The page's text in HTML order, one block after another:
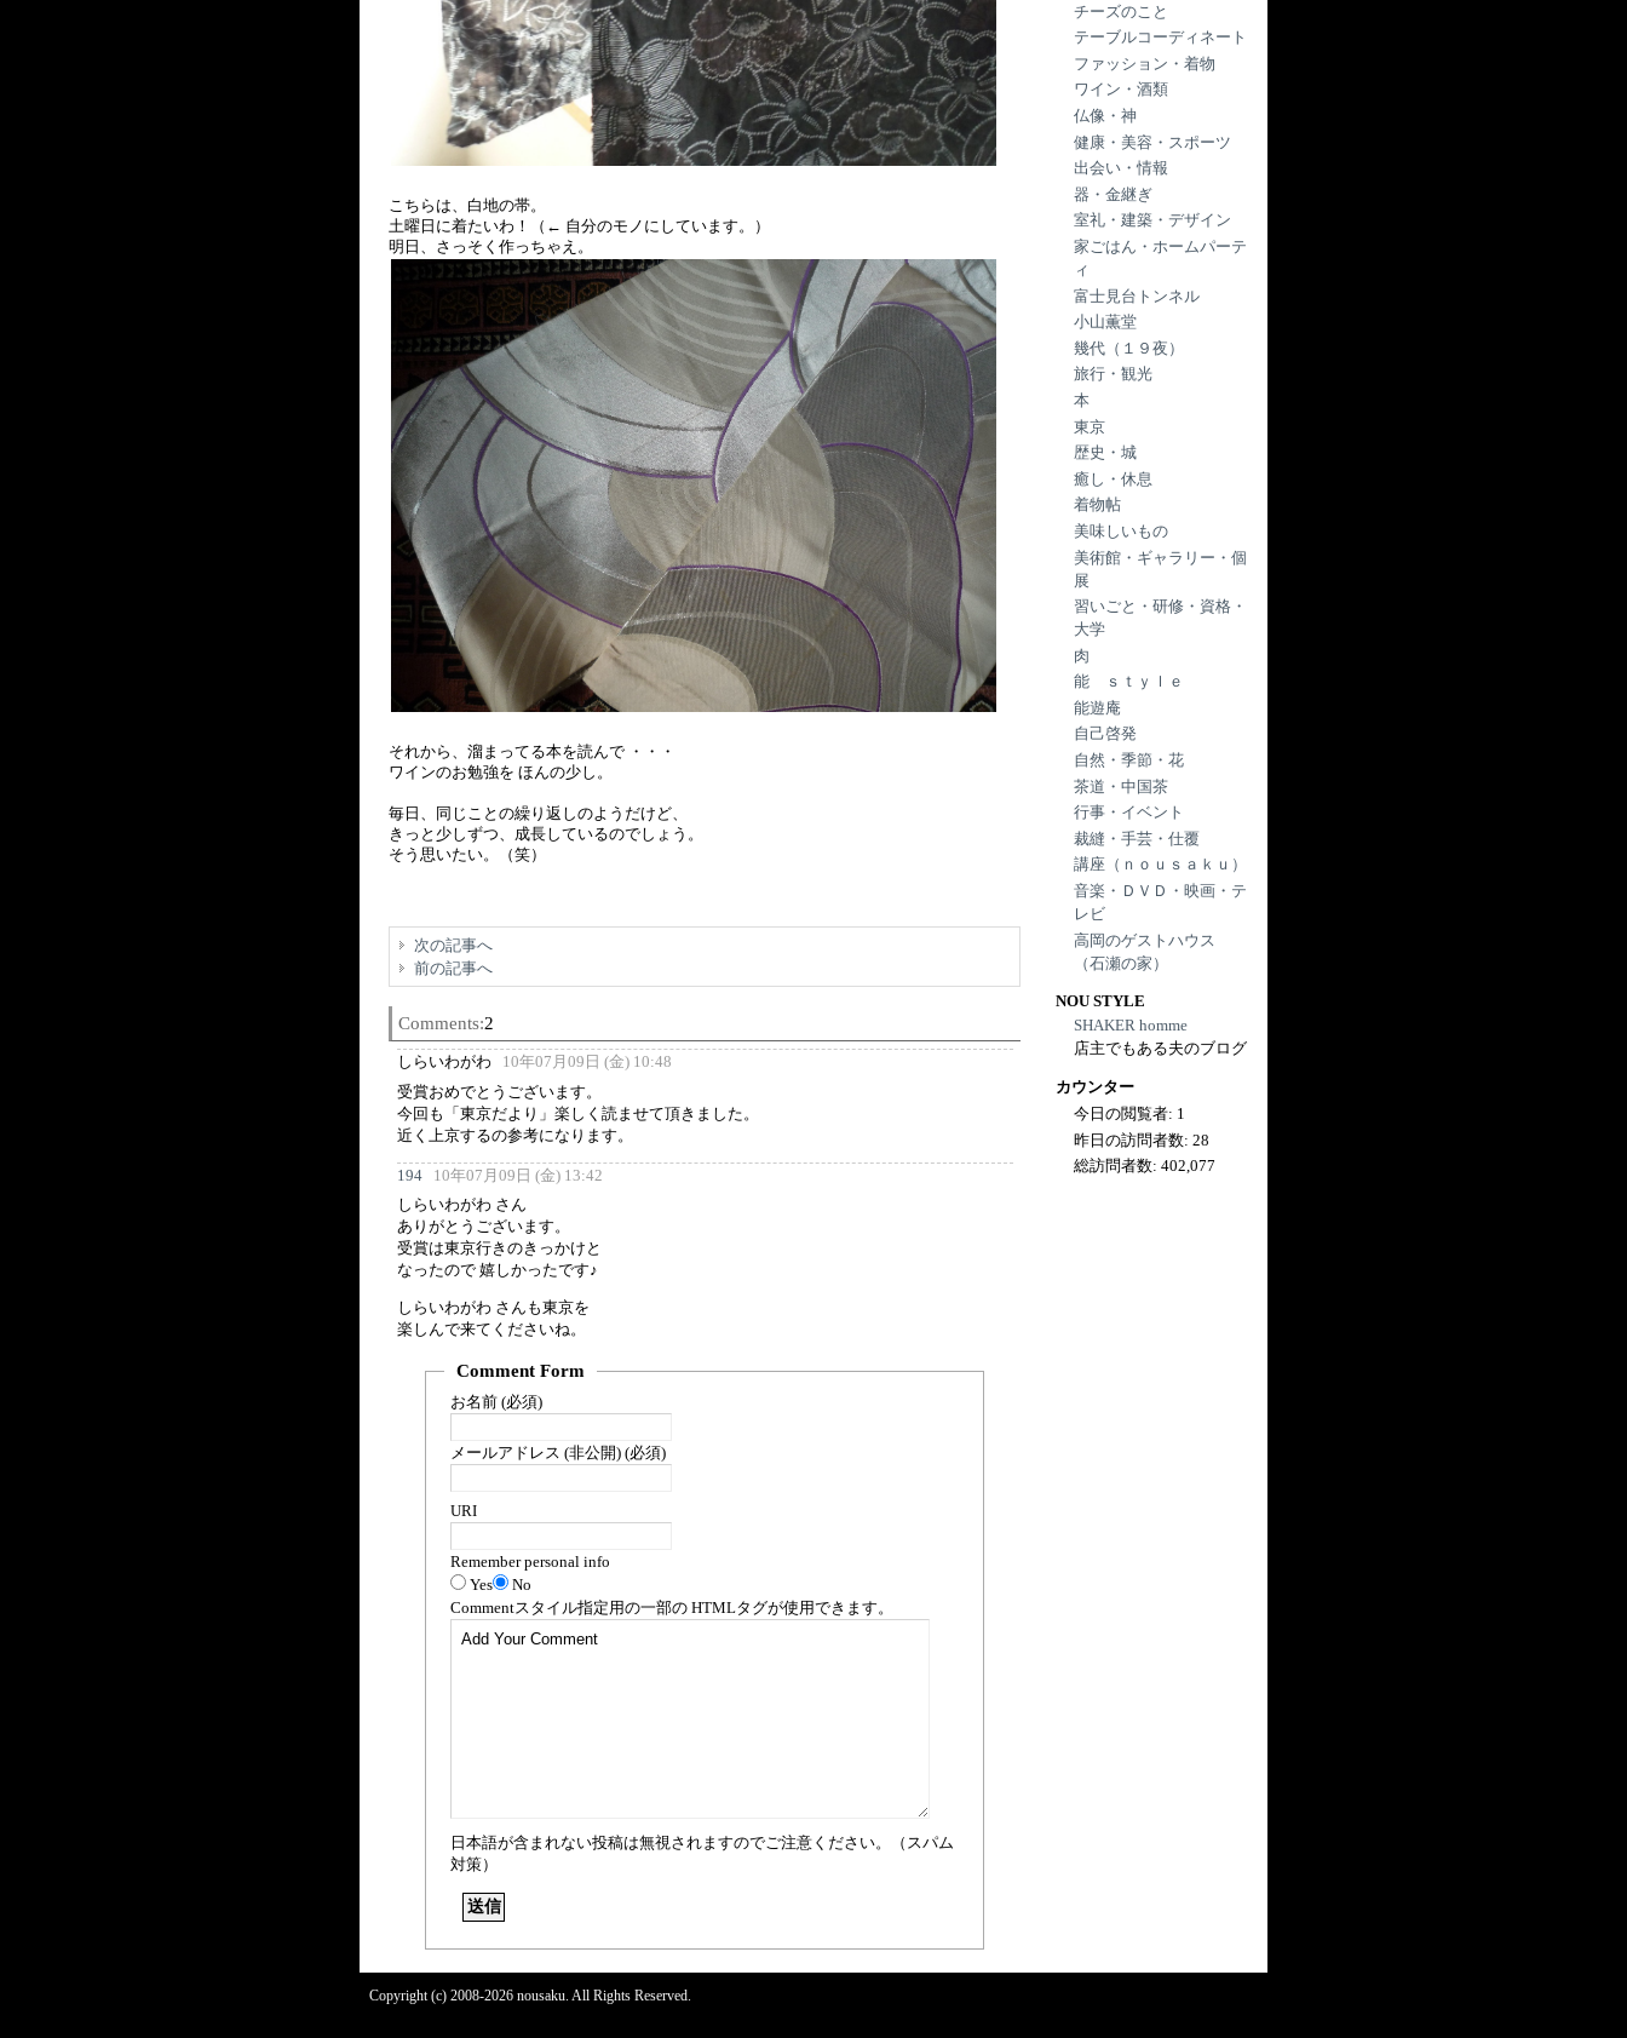
こちらは、白地の帯。
土曜日に着たいわ！（← 自分のモノにしています。）
明日、さっそく作っちゃえ。
それから、溜まってる本を読んで ・・・
ワインのお勉強を ほんの少し。
毎日、同じことの繰り返しのようだけど、
きっと少しずつ、成長しているのでしょう。
そう思いたい。（笑）
次の記事へ
前の記事へ
Comments:2
しらいわがわ
10年07月09日 (金) 10:48
受賞おめでとうございます。
今回も「東京だより」楽しく読ませて頂きました。
近く上京するの参考になります。
194
10年07月09日 (金) 13:42
しらいわがわ さん
ありがとうございます。
受賞は東京行きのきっかけと
なったので 嬉しかったです♪
しらいわがわ さんも東京を
楽しんで来てくださいね。
Comment Form
お名前 (必須)
メールアドレス (非公開) (必須)
URI
Remember personal info
Yes
No
Commentスタイル指定用の一部の HTMLタグが使用できます。
日本語が含まれない投稿は無視されますのでご注意ください。（スパム
対策）
チーズのこと
テーブルコーディネート
ファッション・着物
ワイン・酒類
仏像・神
健康・美容・スポーツ
出会い・情報
器・金継ぎ
室礼・建築・デザイン
家ごはん・ホームパーテ
ィ
富士見台トンネル
小山薫堂
幾代（１９夜）
旅行・観光
本
東京
歴史・城
癒し・休息
着物帖
美味しいもの
美術館・ギャラリー・個
展
習いごと・研修・資格・
大学
肉
能 ｓｔｙｌｅ
能遊庵
自己啓発
自然・季節・花
茶道・中国茶
行事・イベント
裁縫・手芸・仕覆
講座（ｎｏｕｓａｋｕ）
音楽・ＤＶＤ・映画・テ
レビ
高岡のゲストハウス
（石瀬の家）
NOU STYLE
SHAKER homme
店主でもある夫のブログ
カウンター
今日の閲覧者: 1
昨日の訪問者数:28
総訪問者数:402,077
Copyright (c) 2008-2026 nousaku. All Rights Reserved.